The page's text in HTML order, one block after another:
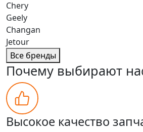
Chery
Geely
Changan
Jetour
Все бренды
Почему выбирают
Высокое качество